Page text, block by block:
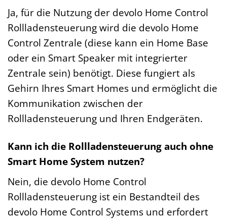
Ja, für die Nutzung der devolo Home Control
Rollladensteuerung wird die devolo Home
Control Zentrale (diese kann ein Home Base
oder ein Smart Speaker mit integrierter
Zentrale sein) benötigt. Diese fungiert als
Gehirn Ihres Smart Homes und ermöglicht die
Kommunikation zwischen der
Rollladensteuerung und Ihren Endgeräten.
Kann ich die Rollladensteuerung auch ohne
Smart Home System nutzen?
Nein, die devolo Home Control
Rollladensteuerung ist ein Bestandteil des
devolo Home Control Systems und erfordert